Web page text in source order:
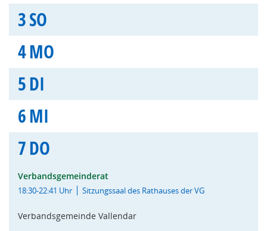
3SO
4MO
5DI
6MI
7DO
Verbandsgemeinderat
18:30-22:41 Uhr Sitzungssaal des Rathauses der VG
Verbandsgemeinde Vallendar